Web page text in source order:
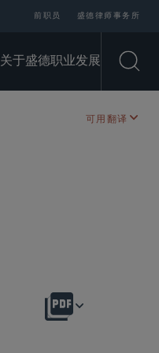
前职员 盛德律师事务所
关于盛德职业发展
可用翻译